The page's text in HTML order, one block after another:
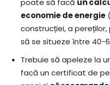
economie de energie
construcției, a
să se situeze între 40-
Trebuie să apeleze la
facă un certificat de